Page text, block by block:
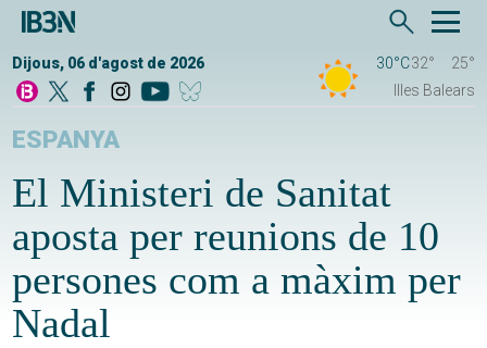
Dijous, 06 d'agost de 2026 30°C32°
25°
Illes Balears
ESPANYA
El Ministeri de Sanitat
aposta per reunions de 10
persones com a màxim per
Nadal